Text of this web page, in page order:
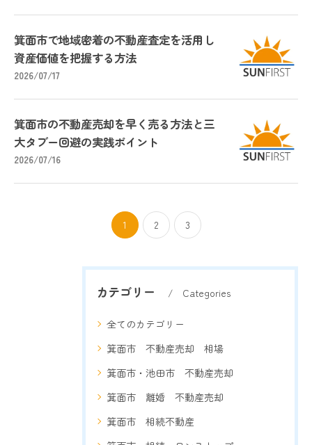
箕面市で地域密着の不動産査定を活用し
資産価値を把握する方法
2026/07/17
箕面市の不動産売却を早く売る方法と三
大タブー回避の実践ポイント
2026/07/16
1 2 3
カテゴリー Categories
全てのカテゴリー
箕面市 不動産売却 相場
箕面市・池田市 不動産売却
箕面市 離婚 不動産売却
箕面市 相続不動産